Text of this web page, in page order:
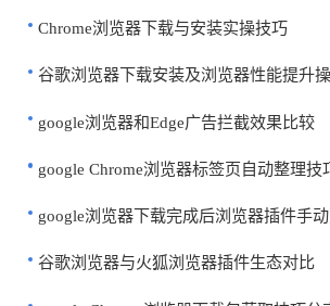
Chrome浏览器下载与安装实操技巧
谷歌浏览器下载安装及浏览器性能提升
google浏览器和Edge广告拦截效果比较
google Chrome浏览器标签页自动整理技
google浏览器下载完成后浏览器插件手
谷歌浏览器与火狐浏览器插件生态对比